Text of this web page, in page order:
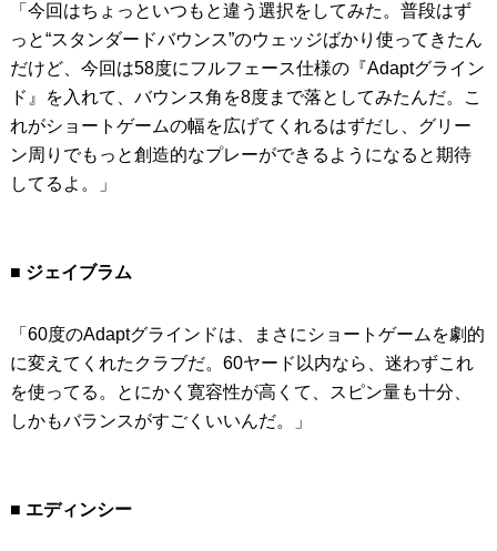
「今回はちょっといつもと違う選択をしてみた。普段はず
っと“スタンダードバウンス”のウェッジばかり使ってきたん
だけど、今回は58度にフルフェース仕様の『Adaptグライン
ド』を入れて、バウンス角を8度まで落としてみたんだ。こ
れがショートゲームの幅を広げてくれるはずだし、グリー
ン周りでもっと創造的なプレーができるようになると期待
してるよ。」
■ ジェイブラム
「60度のAdaptグラインドは、まさにショートゲームを劇的
に変えてくれたクラブだ。60ヤード以内なら、迷わずこれ
を使ってる。とにかく寛容性が高くて、スピン量も十分、
しかもバランスがすごくいいんだ。」
■ エディンシー